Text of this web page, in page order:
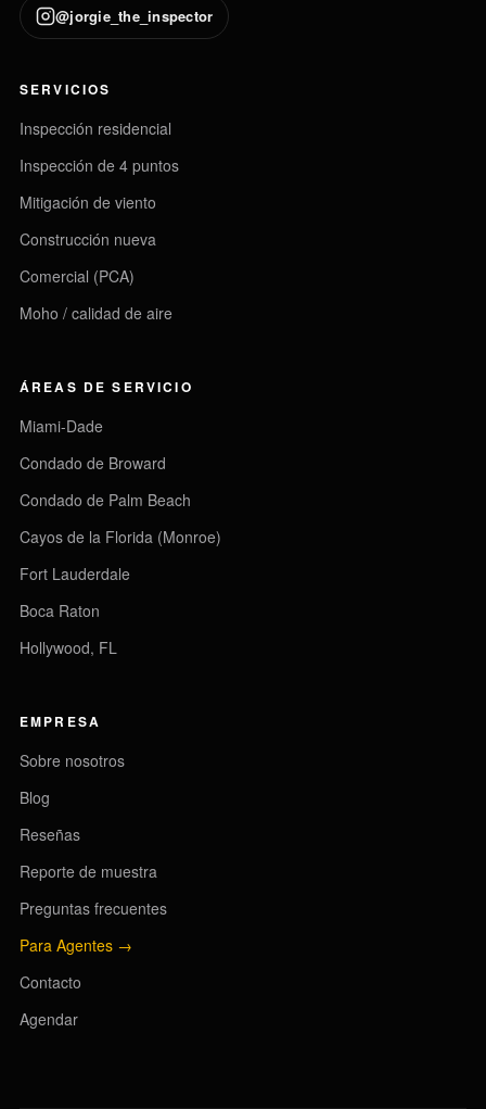
@jorgie_the_inspector
SERVICIOS
Inspección residencial
Inspección de 4 puntos
Mitigación de viento
Construcción nueva
Comercial (PCA)
Moho / calidad de aire
ÁREAS DE SERVICIO
Miami-Dade
Condado de Broward
Condado de Palm Beach
Cayos de la Florida (Monroe)
Fort Lauderdale
Boca Raton
Hollywood, FL
EMPRESA
Sobre nosotros
Blog
Reseñas
Reporte de muestra
Preguntas frecuentes
Para Agentes →
Contacto
Agendar